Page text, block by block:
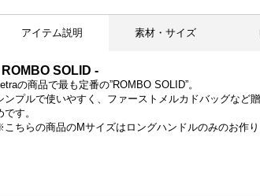
アイテム説明 素材・サイズ
ROMBO SOLID -
の商品で最も定番の”ROMBO SOLID”。
ンプルで使いやすく、ファーストメルカドバッグなど
です。
ちらの商品のMサイズはロングハンドルのみのお作り